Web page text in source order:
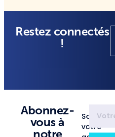
Restez connectés
!
Abonnez-
vous à
notre
Saisissez
votre